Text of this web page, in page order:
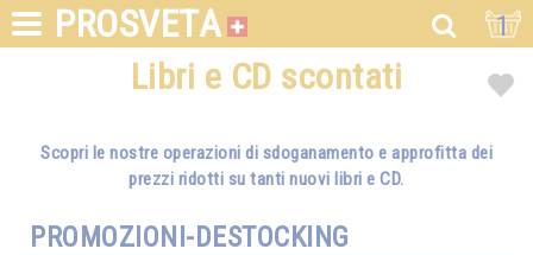
PROSVETA 1
Libri e CD scontati
Scopri le nostre operazioni di sdoganamento e approfitta dei
prezzi ridotti su tanti nuovi libri e CD.
PROMOZIONI-DESTOCKING